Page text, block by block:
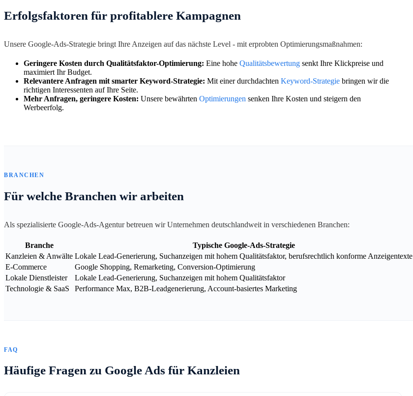
Erfolgsfaktoren für profitablere Kampagnen
Unsere Google-Ads-Strategie bringt Ihre Anzeigen auf das nächste Level - mit erprobten Optimierungsmaßnahmen:
Geringere Kosten durch Qualitätsfaktor-Optimierung: Eine hohe Qualitätsbewertung senkt Ihre Klickpreise und
maximiert Ihr Budget.
Relevantere Anfragen mit smarter Keyword-Strategie: Mit einer durchdachten Keyword-Strategie bringen wir die
richtigen Interessenten auf Ihre Seite.
Mehr Anfragen, geringere Kosten: Unsere bewährten Optimierungen senken Ihre Kosten und steigern den
Werbeerfolg.
BRANCHEN
Für welche Branchen wir arbeiten
Als spezialisierte Google-Ads-Agentur betreuen wir Unternehmen deutschlandweit in verschiedenen Branchen:
Branche
Typische Google-Ads-Strategie
Kanzleien & Anwälte Lokale Lead-Generierung, Suchanzeigen mit hohem Qualitätsfaktor, berufsrechtlich konforme Anzeigentexte
E-Commerce
Google Shopping, Remarketing, Conversion-Optimierung
Lokale Dienstleister
Lokale Lead-Generierung, Suchanzeigen mit hohem Qualitätsfaktor
Technologie & SaaS
Performance Max, B2B-Leadgenerierung, Account-basiertes Marketing
FAQ
Häufige Fragen zu Google Ads für Kanzleien